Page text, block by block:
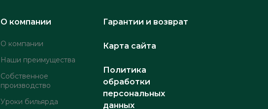
О компании
О компании
Наши преимущества
Собственное
производство
Уроки бильярда
Гарантии и возврат
Карта сайта
Политика
обработки
персональных
данных